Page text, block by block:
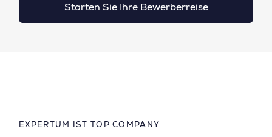
Starten Sie Ihre Bewerberreise
EXPERTUM IST TOP COMPANY